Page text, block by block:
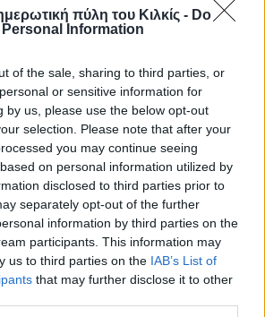
πύλη του Κιλκίς - Do
Information
of the sale, sharing to third parties, or
or sensitive information for
by us, please use the below opt-out
selection. Please note that after your
you may continue seeing
on personal information utilized by
disclosed to third parties prior to
separately opt-out of the further
information by third parties on the
participants. This information may
us to third parties on the IAB’s List of
that may further disclose it to other